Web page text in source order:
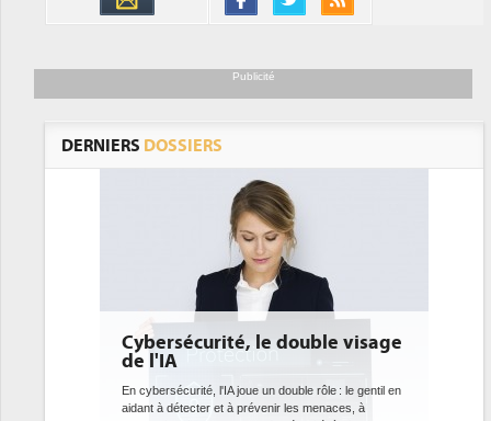
Publicité
DERNIERS DOSSIERS
double visage
double rôle : le gentil en
DEE: l'efficacité énergétique
bientôt une obligation pour les
datacenters
Des datacenters plus durables et plus efficaces, c'est